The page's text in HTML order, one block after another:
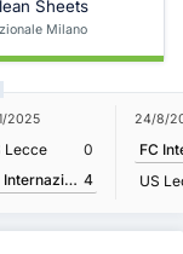
Sheets
Milano
2025
Lecce
0
FC Internazionale Milano 4
24/8/
US